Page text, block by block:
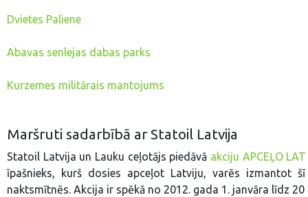
Dvietes Paliene
Abavas senlejas dabas parks
Kurzemes militārais mantojums
Maršruti sadarbībā ar Statoil Latvija
Statoil Latvija un Lauku ceļotājs piedāvā akciju APCEĻO
īpašnieks, kurš dosies apceļot Latviju, varēs izmantot
naktsmītnēs. Akcija ir spēkā no 2012. gada 1. janvāra līdz